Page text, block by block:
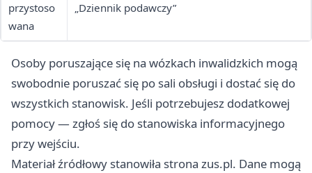
przystoso
wana
„Dziennik podawczy”
Osoby poruszające się na wózkach inwalidzkich mogą
swobodnie poruszać się po sali obsługi i dostać się do
wszystkich stanowisk. Jeśli potrzebujesz dodatkowej
pomocy — zgłoś się do stanowiska informacyjnego
przy wejściu.
Materiał źródłowy stanowiła strona zus.pl. Dane mogą